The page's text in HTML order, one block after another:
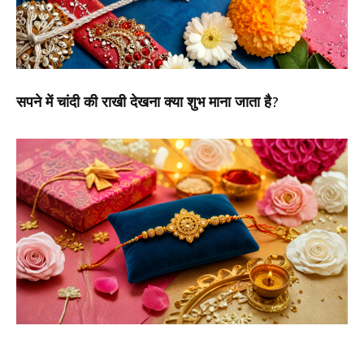
सपने में चांदी की राखी देखना क्या शुभ माना जाता है?